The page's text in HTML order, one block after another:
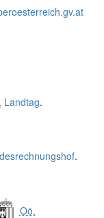
Landtag.
.
Oö.